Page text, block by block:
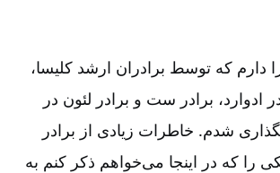
دارم که توسط برادران ارشد کلیسا،
ادوارد، برادر ست و برادر لئون در
دستگذاری شدم. خاطرات زیادی از برادر
را که در اینجا می‌‌خواهم ذکر کنم به